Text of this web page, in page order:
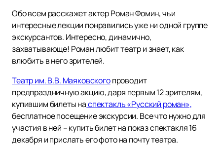
Обо всем расскажет актер Роман Фомин, чьи
интересные лекции понравились уже ни одной группе
экскурсантов. Интересно, динамично,
захватывающе! Роман любит театр и знает, как
влюбить в него зрителей.
Театр им. В.В. Маяковскогопроводит
предпраздничную акцию, даря первым 12 зрителям,
купившим билеты наспектакль «Русский роман»,
бесплатное посещение экскурсии. Все что нужно для
участия в ней – купить билет на показ спектакля 16
декабря и прислать его фото на почту театра.